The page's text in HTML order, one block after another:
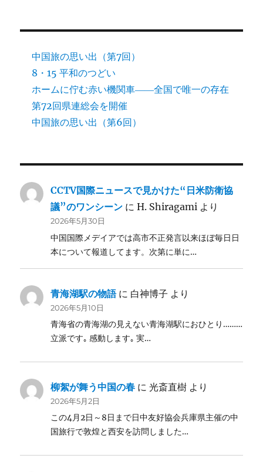
中国旅の思い出（第7回）
8・15 平和のつどい
ホームに佇む赤い機関車――全国で唯一の存在
第72回県連総会を開催
中国旅の思い出（第6回）
CCTV国際ニュースで見かけた“日米防衛協
議”のワンシーン にH. Shiragami より
2026年5月30日
中国国際メデイアでは高市不正発言以来ほぼ毎日日
本について報道してます。次第に単に…
青海湖駅の物語に 白神博子 より
2026年5月10日
青海省の青海湖の見えない青海湖駅におひとり………
立派です｡ 感動します｡ 実…
柳絮が舞う中国の春 に光斎直樹 より
2026年5月2日
この4月2日～8日まで日中友好協会兵庫県主催の中
国旅行で敦煌と西安を訪問しました…